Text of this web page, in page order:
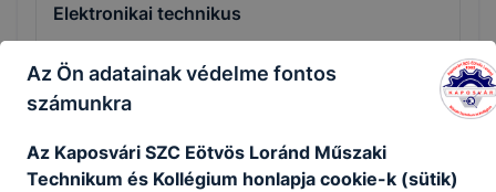
Elektronikai technikus
Az Ön adatainak védelme fontos
számunkra
Az Kaposvári SZC Eötvös Loránd Műszaki
Technikum és Kollégium honlapja cookie-k (sütik)